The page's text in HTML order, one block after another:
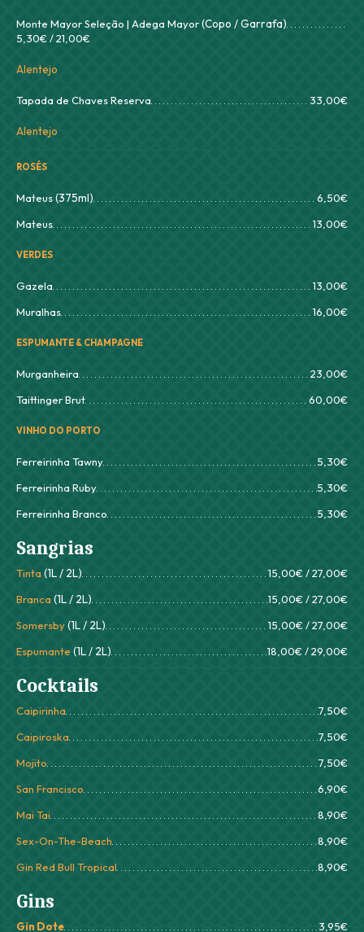
Monte Mayor Seleção | Adega Mayor(Copo / Garrafa)
5,30€ / 21,00€
Alentejo
Tapada de Chaves Reserva 33,00€
Alentejo
ROSÉS
Mateus(375ml)
6,50€
Mateus
13,00€
VERDES
Gazela
13,00€
Muralhas
16,00€
ESPUMANTE & CHAMPAGNE
Murganheira
23,00€
Taittinger Brut
60,00€
VINHO DO PORTO
Ferreirinha Tawny
5,30€
Ferreirinha Ruby
5,30€
Ferreirinha Branco
5,30€
Sangrias
Tinta (1L / 2L)
15,00€ / 27,00€
Branca (1L / 2L)
15,00€ / 27,00€
Somersby (1L / 2L)
15,00€ / 27,00€
Espumante (1L / 2L) 18,00€ / 29,00€
Cocktails
Caipirinha
7,50€
Caipiroska
7,50€
Mojito
7,50€
San Francisco
6,90€
Mai Tai
8,90€
Sex-On-The-Beach
8,90€
Gin Red Bull Tropical
8,90€
Gins
Gin Dote 3,95€